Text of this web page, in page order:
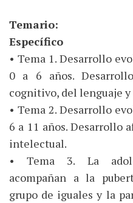
Temario:
Específico
• Tema 1. Desarrollo
0 a 6 años.
cognitivo, del lenguaje
• Tema 2. Desarrollo
6 a 11 años. Desarrollo
intelectual.
• Tema 3. La
acompañan a la
grupo de iguales y la